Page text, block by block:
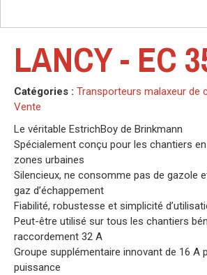
LANCY - EC
Catégories : Transporteurs malaxeur de
Vente
Le véritable EstrichBoy de Brinkmann
Spécialement conçu pour les chantiers
zones urbaines
Silencieux, ne consomme pas de gazole
gaz d’échappement
Fiabilité, robustesse et simplicité
Peut-être utilisé sur tous les chantiers
raccordement 32 A
Groupe supplémentaire innovant de 16 A
puissance